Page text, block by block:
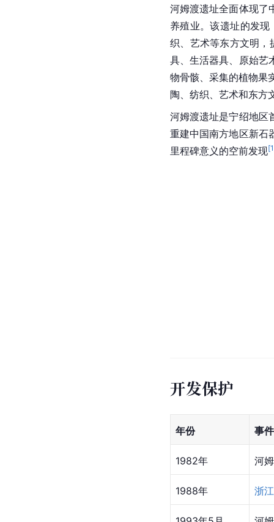
河姆渡遗址全面体现了
养殖业。该遗址的发
织、艺术等东方文明，
具、生活器具、原始艺
物骨骸、采集的植物果
陶、纺织、艺术和东方
河姆渡遗址是宁绍地区
重建中国南方地区新石
里程碑意义的空前发现[
开发保护
年份 事件
1982年 河
1988年 浙